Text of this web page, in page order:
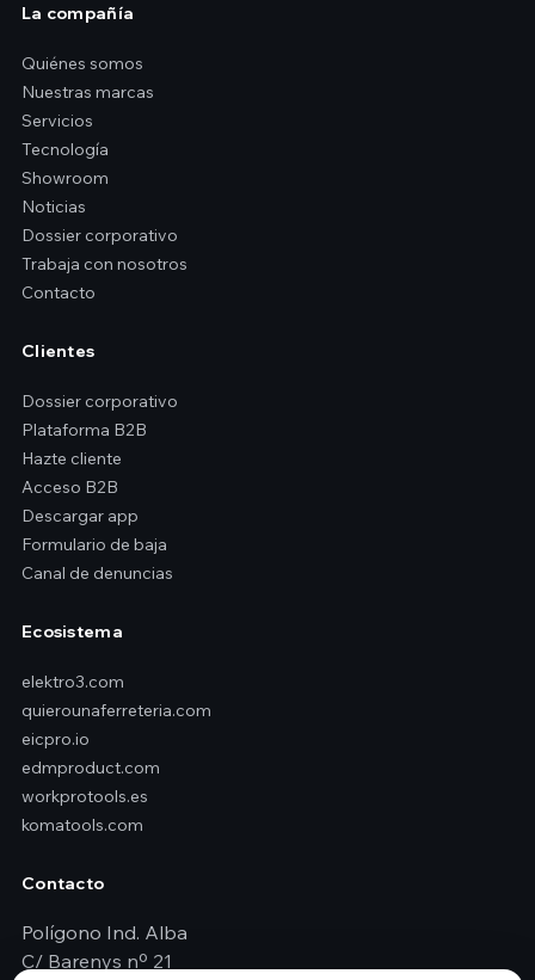
La compañía
Quiénes somos
Nuestras marcas
Servicios
Tecnología
Showroom
Noticias
Dossier corporativo
Trabaja con nosotros
Contacto
Clientes
Dossier corporativo
Plataforma B2B
Hazte cliente
Acceso B2B
Descargar app
Formulario de baja
Canal de denuncias
Ecosistema
elektro3.com
quierounaferreteria.com
eicpro.io
edmproduct.com
workprotools.es
komatools.com
Contacto
Polígono Ind. Alba
C/ Barenys nº 21